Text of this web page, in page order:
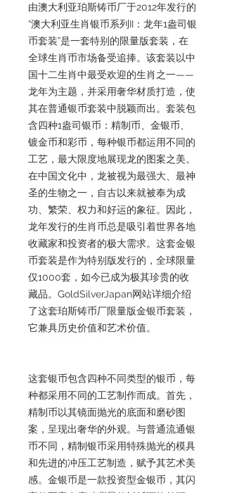
由澳大利亚珀斯铸币厂于2012年发行的
“澳大利亚生肖银币系列II：龙年1盎司银
币套装”是一套特别的限量版套装，在
全球生肖币市场备受追捧。该套装以中
国十二生肖中最受欢迎的生肖之一——
龙年为主题，并采用奢华材质打造，使
其在普通银币套装中脱颖而出。套装包
含四种1盎司银币：精制币、金银币、
镀金币和彩币，每种银币都运用不同的
工艺，最大限度地展现龙的图案之美。
在中国文化中，龙被视为最强大、最神
圣的生物之一，自古以来就被奉为成
功、繁荣、权力和好运的象征。因此，
龙年发行的生肖币总是吸引着世界各地
收藏家和投资者的极大需求。这套金银
币套装是作为特别版发行的，全球限量
仅1000套，如今已成为极其珍贵的收
藏品。GoldSilverJapan网站详细介绍
了这套珀斯铸币厂限量版金银币套装，
它兼具历史价值和艺术价值。
这套银币包含四种不同类型的银币，每
种都采用不同的工艺制作而成。首先，
精制币以其镜面抛光的底面和磨砂图
案，呈现出奢华的外观。与普通流通银
币不同，精制银币采用特殊抛光的模具
和先进的冲压工艺制造，赋予其艺术美
感。金银币是一款投资型金银币，其闪